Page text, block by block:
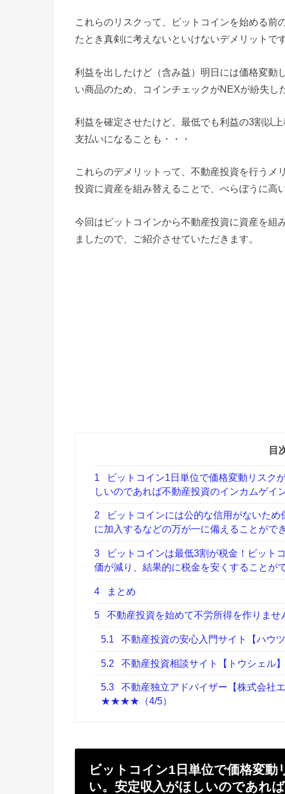
これらのリスクって、ビットコインを始める前
たとき真剣に考えないといけないデメリットです
利益を出したけど（含み益）明日には価格変動
い商品のため、コインチェックがNEXが紛失し
利益を確定させたけど、最低でも利益の3割以
支払いになることも・・・
これらのデメリットって、不動産投資を行うメ
投資に資産を組み替えることで、べらぼうに高
今回はビットコインから不動産投資に資産を組
ましたので、ご紹介させていただきます。
目
1
ビットコイン1日単位で価格変動リスク
しいのであれば不動産投資のインカムゲイ
2
ビットコインには公的な信用がないた
に加入するなどの万が一に備えることができ
3
ビットコインは最低3割が税金！ビット
価が減り、結果的に税金を安くすることが
4 まとめ
5 不動産投資を始めて不労所得を作りませ
5.1 不動産投資の安心入門サイト【ハ
5.2 不動産投資相談サイト【トウシェ
5.3
不動産独立アドバイザー【株式会社
★★★★（4/5）
ビットコイン1日単位で価格変
い。安定収入がほしいのであれ